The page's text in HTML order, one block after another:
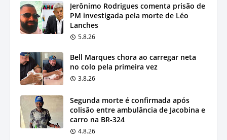
Jerônimo Rodrigues comenta prisão de
PM investigada pela morte de Léo
Lanches
5.8.26
Bell Marques chora ao carregar neta
no colo pela primeira vez
3.8.26
Segunda morte é confirmada após
colisão entre ambulância de Jacobina e
carro na BR-324
4.8.26